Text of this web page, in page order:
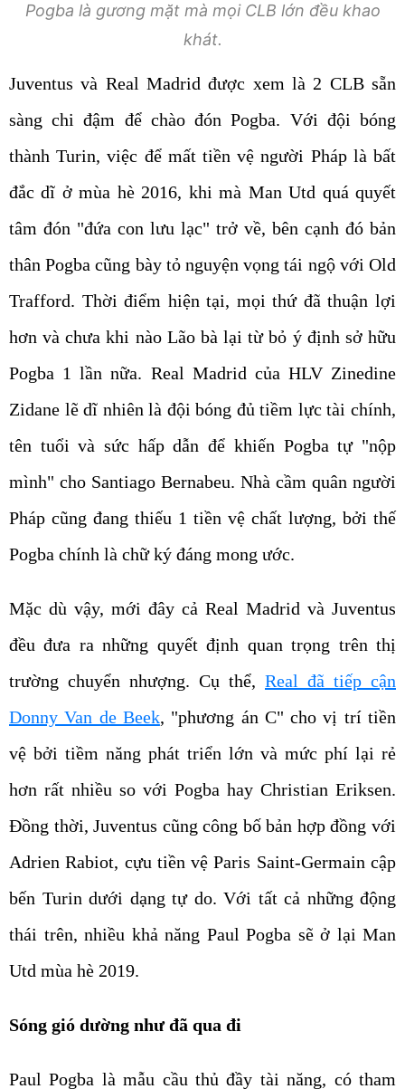
Pogba là gương mặt mà mọi CLB lớn đều khao
khát.
Juventus và Real Madrid được xem là 2 CLB sẵn
sàng chi đậm để chào đón Pogba. Với đội bóng
thành Turin, việc để mất tiền vệ người Pháp là bất
đắc dĩ ở mùa hè 2016, khi mà Man Utd quá quyết
tâm đón "đứa con lưu lạc" trở về, bên cạnh đó bản
thân Pogba cũng bày tỏ nguyện vọng tái ngộ với Old
Trafford. Thời điểm hiện tại, mọi thứ đã thuận lợi
hơn và chưa khi nào Lão bà lại từ bỏ ý định sở hữu
Pogba 1 lần nữa. Real Madrid của HLV Zinedine
Zidane lẽ dĩ nhiên là đội bóng đủ tiềm lực tài chính,
tên tuổi và sức hấp dẫn để khiến Pogba tự "nộp
mình" cho Santiago Bernabeu. Nhà cầm quân người
Pháp cũng đang thiếu 1 tiền vệ chất lượng, bởi thế
Pogba chính là chữ ký đáng mong ước.
Mặc dù vậy, mới đây cả Real Madrid và Juventus
đều đưa ra những quyết định quan trọng trên thị
trường chuyển nhượng. Cụ thể, Real đã tiếp cận
Donny Van de Beek, "phương án C" cho vị trí tiền
vệ bởi tiềm năng phát triển lớn và mức phí lại rẻ
hơn rất nhiều so với Pogba hay Christian Eriksen.
Đồng thời, Juventus cũng công bố bản hợp đồng với
Adrien Rabiot, cựu tiền vệ Paris Saint-Germain cập
bến Turin dưới dạng tự do. Với tất cả những động
thái trên, nhiều khả năng Paul Pogba sẽ ở lại Man
Utd mùa hè 2019.
Sóng gió dường như đã qua đi
Paul Pogba là mẫu cầu thủ đầy tài năng, có tham